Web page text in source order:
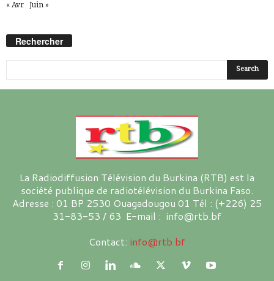
« Avr Juin »
Rechercher
La Radiodiffusion Télévision du Burkina (RTB) est la
société publique de radiotélévision du Burkina Faso.
Adresse : 01 BP 2530 Ouagadougou 01 Tél : (+226) 25
31-83-53 / 63 E-mail : info@rtb.bf
Contact: info@rtb.bf